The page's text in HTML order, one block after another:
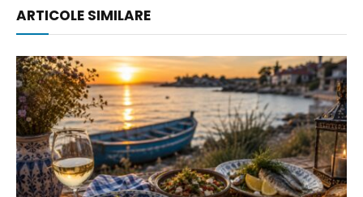
ARTICOLE SIMILARE